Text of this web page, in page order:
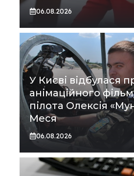
06.08.2026
У Києві відбулася
анімаційного
пілота Олексія
Меся
06.08.2026